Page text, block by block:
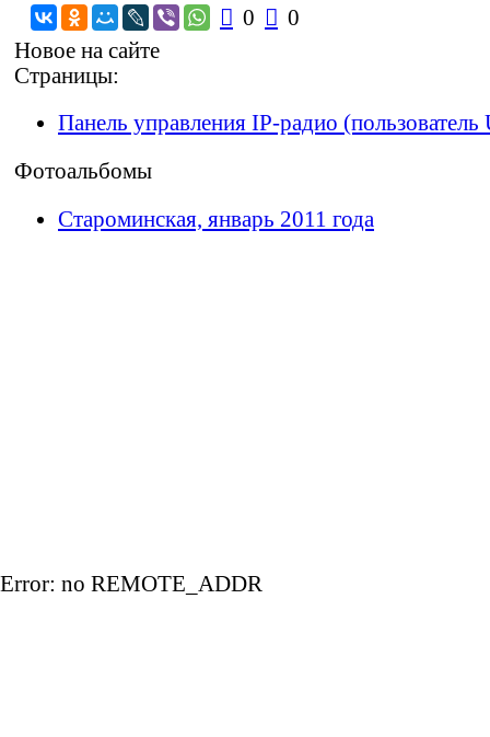
 0  0
Новое на сайте
Страницы:
Панель управления IP-радио (пользователь
Фотоальбомы
Староминская, январь 2011 года
Error: no REMOTE_ADDR